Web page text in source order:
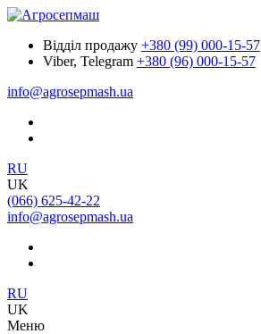
Відділ продажу +380 (99) 000-15-57
Viber, Telegram +380 (96) 000-15-57
info@agrosepmash.ua
RU
UK
(066) 625-42-22
info@agrosepmash.ua
RU
UK
Меню